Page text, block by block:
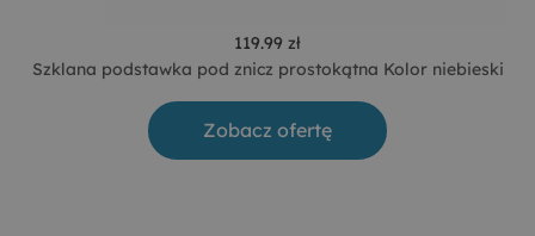
119.99 zł
Szklana podstawka pod znicz prostokątna Kolor niebieski
Zobacz ofertę